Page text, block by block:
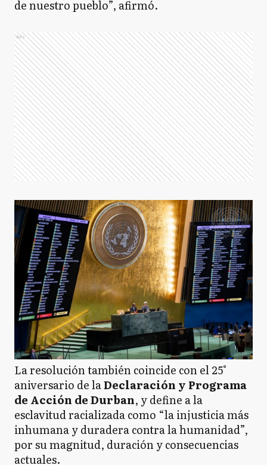
de nuestro pueblo”, afirmó.
Ads
La resolución también coincide con el 25°
aniversario de laDeclaración y Programa
de Acción de Durban, y define a la
esclavitud racializada como “la injusticia más
inhumana y duradera contra la humanidad”,
por su magnitud, duración y consecuencias
actuales.